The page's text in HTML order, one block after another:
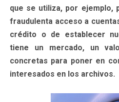
que se utiliza, por ejemplo,
fraudulenta acceso a
crédito o de establecer
tiene un mercado, un
concretas para poner en
interesados en los archivos.